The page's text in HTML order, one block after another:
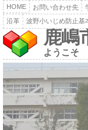
HOME お問い合わせ先
沿革
波野小いじめ防止基
鹿嶋
ようこそ